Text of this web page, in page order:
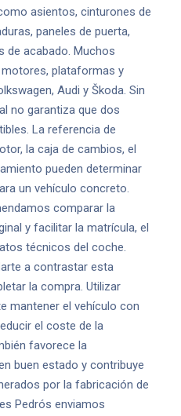
asientos, cinturones de
paneles de puerta,
de acabado. Muchos
plataformas y
Audi y Škoda. Sin
no garantiza que dos
La referencia de
la caja de cambios, el
pueden determinar
un vehículo concreto.
comparar la
y facilitar la matrícula, el
técnicos del coche.
a contrastar esta
la compra. Utilizar
mantener el vehículo con
el coste de la
favorece la
buen estado y contribuye
por la fabricación de
Pedrós enviamos